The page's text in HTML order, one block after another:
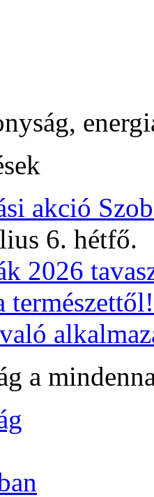
akció
6. hétfő.
2026
a